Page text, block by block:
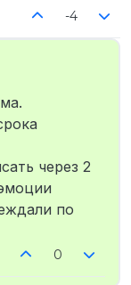
-4
через 2
по
0